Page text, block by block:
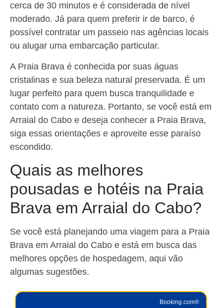
cerca de 30 minutos e é considerada de nível
moderado. Já para quem preferir ir de barco, é
possível contratar um passeio nas agências locais
ou alugar uma embarcação particular.
A Praia Brava é conhecida por suas águas
cristalinas e sua beleza natural preservada. É um
lugar perfeito para quem busca tranquilidade e
contato com a natureza. Portanto, se você está em
Arraial do Cabo e deseja conhecer a Praia Brava,
siga essas orientações e aproveite esse paraíso
escondido.
Quais as melhores
pousadas e hotéis na Praia
Brava em Arraial do Cabo?
Se você está planejando uma viagem para a Praia
Brava em Arraial do Cabo e está em busca das
melhores opções de hospedagem, aqui vão
algumas sugestões.
Booking.com®